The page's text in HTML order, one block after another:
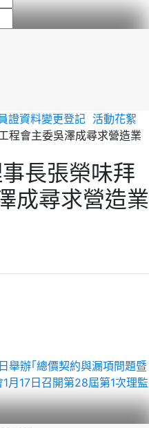
證資料變更登記 活動花絮
程會主委吳澤成尋求營造業
長張榮味拜
成尋求營造業
舉辦｢總價契約與漏項問題暨
1月17日召開第28屆第1次理監